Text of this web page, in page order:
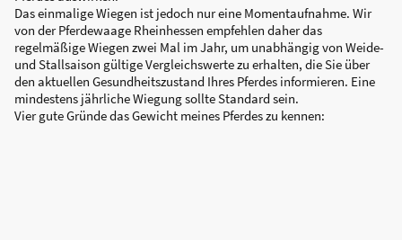
Das einmalige Wiegen ist jedoch nur eine Momentaufnahme. Wir
von der Pferdewaage Rheinhessen empfehlen daher das
regelmäßige Wiegen zwei Mal im Jahr, um unabhängig von Weide-
und Stallsaison gültige Vergleichswerte zu erhalten, die Sie über
den aktuellen Gesundheitszustand Ihres Pferdes informieren. Eine
mindestens jährliche Wiegung sollte Standard sein.
Vier gute Gründe das Gewicht meines Pferdes zu kennen: